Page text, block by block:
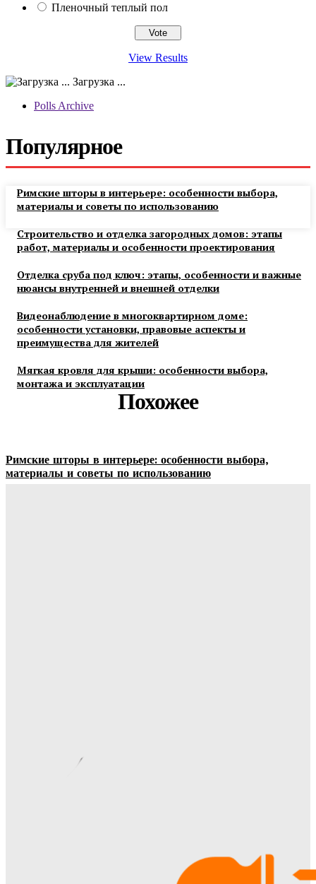
Пленочный теплый пол
View Results
Загрузка ...
Polls Archive
Популярное
Римские шторы в интерьере: особенности выбора,
материалы и советы по использованию
Строительство и отделка загородных домов: этапы
работ, материалы и особенности проектирования
Отделка сруба под ключ: этапы, особенности и важные
нюансы внутренней и внешней отделки
Видеонаблюдение в многоквартирном доме:
особенности установки, правовые аспекты и
преимущества для жителей
Мягкая кровля для крыши: особенности выбора,
монтажа и эксплуатации
Похожее
Римские шторы в интерьере: особенности выбора,
материалы и советы по использованию